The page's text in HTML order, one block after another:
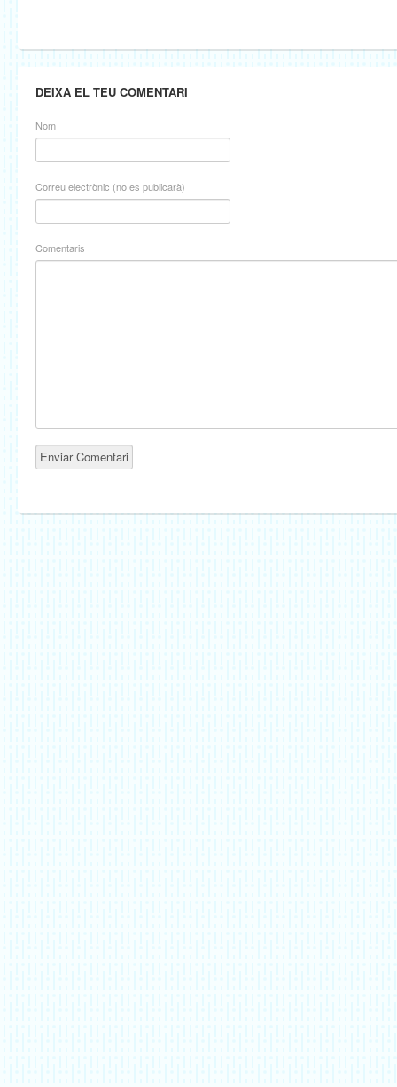
DEIXA EL TEU COMENTARI
Nom
Correu electrònic (no es publicarà)
Comentaris